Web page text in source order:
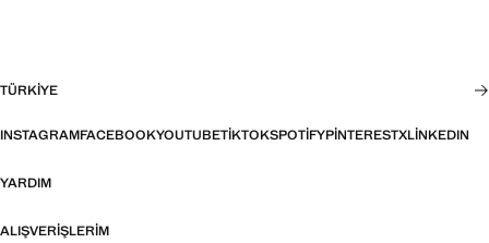
TÜRKIYE
INSTAGRAMFACEBOOKYOUTUBETIKTOKSPOTIFYPINTERESTXLINKEDIN
YARDIM
ALIŞVERIŞLERIM